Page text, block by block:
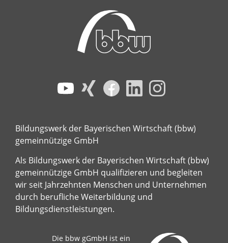
Bildungswerk der Bayerischen Wirtschaft (bbw)
gemeinnützige GmbH
Als Bildungswerk der Bayerischen Wirtschaft (bbw)
gemeinnützige GmbH qualifizieren und begleiten
wir seit Jahrzehnten Menschen und Unternehmen
durch berufliche Weiterbildung und
Bildungsdienstleistungen.
Die bbw gGmbH ist ein